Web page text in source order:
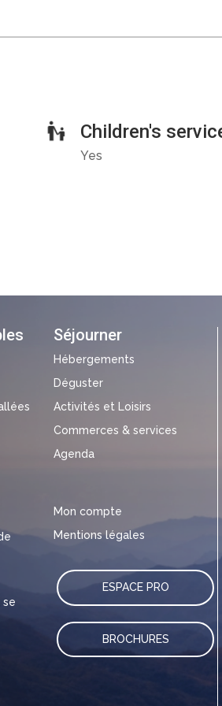
Children's
Yes
se
Séjourner
Hébergements
Déguster
Activités et Loisirs
Commerces & services
Agenda
Mon compte
Mentions légales
ESPACE PRO
BROCHURES